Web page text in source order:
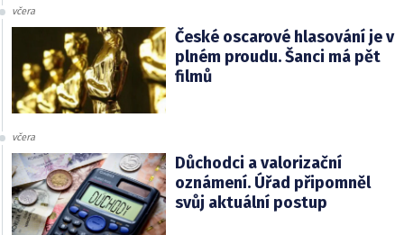
včera
České oscarové hlasování je v
plném proudu. Šanci má pět
filmů
včera
Důchodci a valorizační
oznámení. Úřad připomněl
svůj aktuální postup